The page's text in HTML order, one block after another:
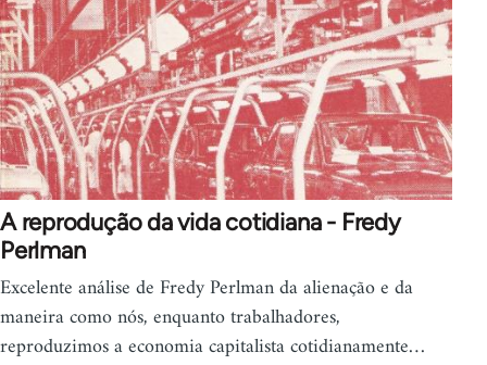
A reprodução da vida cotidiana - Fredy
Perlman
Excelente análise de Fredy Perlman da alienação e da
maneira como nós, enquanto trabalhadores,
reproduzimos a economia capitalista cotidianamente…